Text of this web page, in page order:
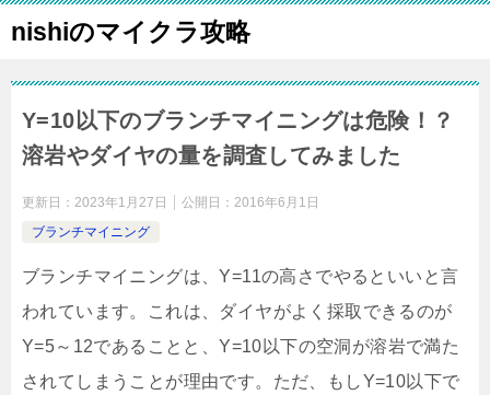
nishiのマイクラ攻略
Y=10以下のブランチマイニングは危険！？
溶岩やダイヤの量を調査してみました
更新日： 2023年1月27日 公開日： 2016年6月1日
ブランチマイニング
ブランチマイニングは、Y=11の高さでやるといいと言
われています。これは、ダイヤがよく採取できるのが
Y=5～12であることと、Y=10以下の空洞が溶岩で満た
されてしまうことが理由です。ただ、もしY=10以下で